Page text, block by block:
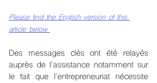
Please find the English version of this
article below
Des messages clés ont été relayés
auprès de l'assistance notamment sur
le fait que l'entrepreneuriat nécessite